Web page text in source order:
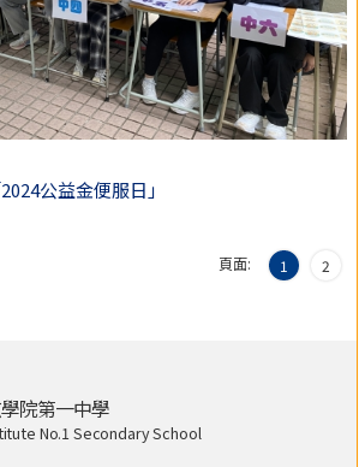
公益金便服日」
頁面: 1 2
院第一中學
No.1 Secondary School